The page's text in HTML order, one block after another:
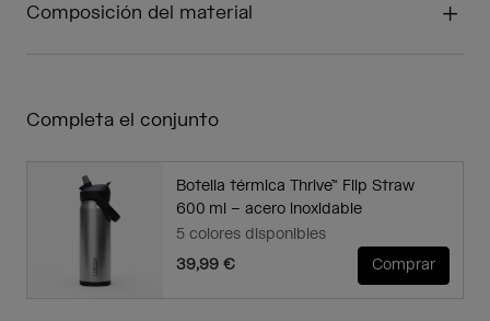
Composición del material
Completa el conjunto
Botella térmica Thrive™ Flip Straw
600 ml – acero inoxidable
5 colores disponibles
39,99 €
Comprar